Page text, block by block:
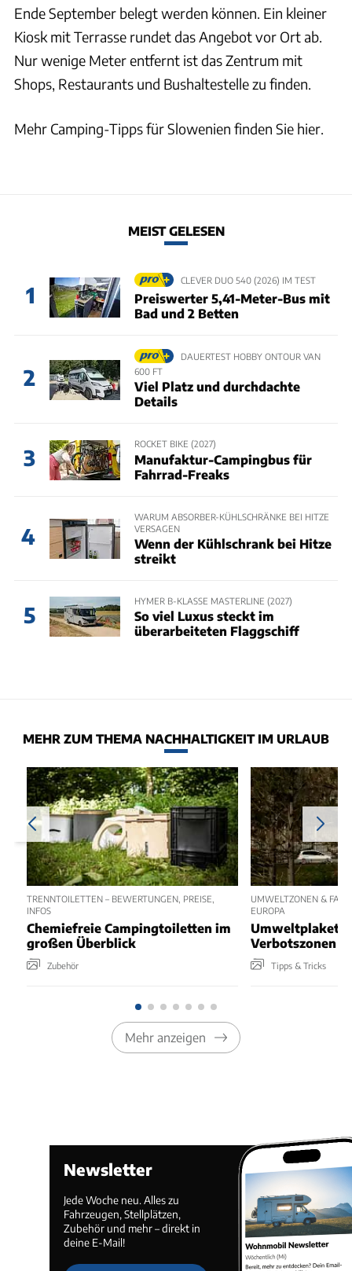
Ende September belegt werden können. Ein kleiner
Kiosk mit Terrasse rundet das Angebot vor Ort ab.
Nur wenige Meter entfernt ist das Zentrum mit
Shops, Restaurants und Bushaltestelle zu finden.
Mehr Camping-Tipps für Slowenien finden Sie hier.
MEIST GELESEN
1
CLEVER DUO 540 (2026) IM TEST
Preiswerter 5,41-Meter-Bus mit
Bad und 2 Betten
2
DAUERTEST HOBBY ONTOUR VAN
600 FT
Viel Platz und durchdachte
Details
3
ROCKET BIKE (2027)
Manufaktur-Campingbus für
Fahrrad-Freaks
4
WARUM ABSORBER-KÜHLSCHRÄNKE BEI HITZE
VERSAGEN
Wenn der Kühlschrank bei Hitze
streikt
5
HYMER B-KLASSE MASTERLINE (2027)
So viel Luxus steckt im
überarbeiteten Flaggschiff
MEHR ZUM THEMA NACHHALTIGKEIT IM URLAUB
TRENNTOILETTEN – BEWERTUNGEN, PREISE,
INFOS
Chemiefreie Campingtoiletten im
großen Überblick
Zubehör
UMWELTZONEN &
EUROPA
Verbotszonen
Tipps & Tricks
Mehr anzeigen
Newsletter
Jede Woche neu. Alles zu
Fahrzeugen, Stellplätzen,
Zubehör und mehr – direkt in
deine E-Mail!